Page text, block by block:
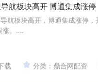
航板块高开 博通集成涨停
航板块高开，博通集成涨停
涨。....
载 分类：鼎合网配资